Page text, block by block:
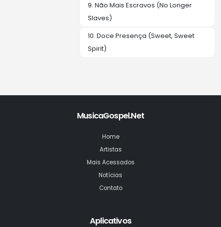
9. Não Mais Escravos (No Longer
Slaves)
10. Doce Presença (Sweet, Sweet
Spirit)
MusicaGospel.Net
Home
Artistas
Mais Acessados
Notícias
Contato
Aplicativos